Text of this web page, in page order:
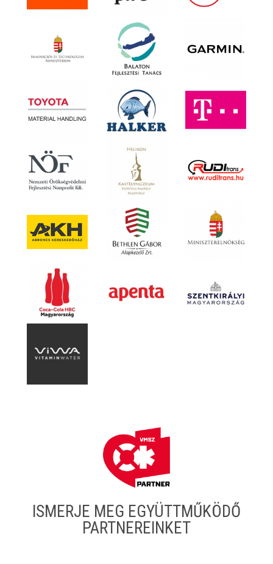
ISMERJE MEG EGYÜTTMŰKÖDŐ
PARTNEREINKET